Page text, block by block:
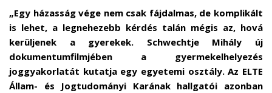
„Egy házasság vége nem csak fájdalmas, de komplikált
is lehet, a legnehezebb kérdés talán mégis az, hová
kerüljenek a gyerekek. Schwechtje Mihály új
dokumentumfilmjében a gyermekelhelyezés
joggyakorlatát kutatja egy egyetemi osztály. Az ELTE
Állam- és Jogtudományi Karának hallgatói azonban